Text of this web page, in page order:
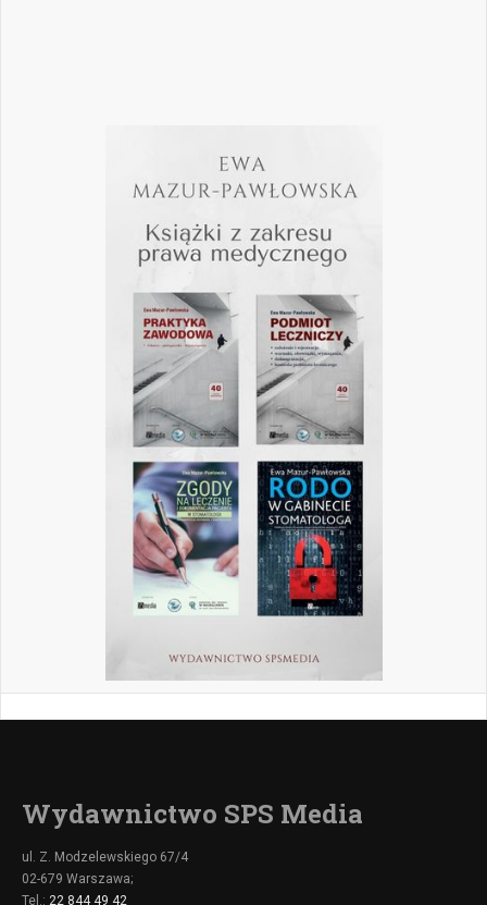
Wydawnictwo SPS Media
ul. Z. Modzelewskiego 67/4
02-679 Warszawa;
Tel.: 22 844 49 42